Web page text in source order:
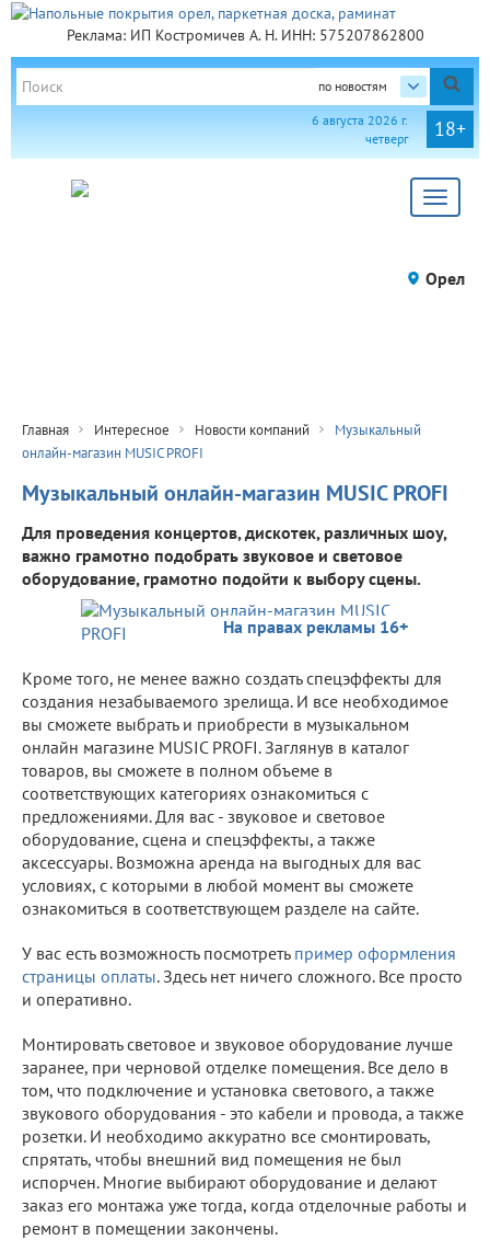
Реклама: ИП Костромичев А. Н. ИНН: 575207862800
по новостям
18+
6 августа 2026 г.
четверг
Toggle
Орел
Главная Интересное Новости компаний
Музыкальный
онлайн-магазин MUSIC PROFI
Музыкальный онлайн-магазин MUSIC PROFI
Для проведения концертов, дискотек, различных шоу,
важно грамотно подобрать звуковое и световое
оборудование, грамотно подойти к выбору сцены.
На правах рекламы 16+
Кроме того, не менее важно создать спецэффекты для
создания незабываемого зрелища. И все необходимое
вы сможете выбрать и приобрести в музыкальном
онлайн магазине MUSIC PROFI. Заглянув в каталог
товаров, вы сможете в полном объеме в
соответствующих категориях ознакомиться с
предложениями. Для вас - звуковое и световое
оборудование, сцена и спецэффекты, а также
аксессуары. Возможна аренда на выгодных для вас
условиях, с которыми в любой момент вы сможете
ознакомиться в соответствующем разделе на сайте.
У вас есть возможность посмотреть пример оформления
страницы оплаты. Здесь нет ничего сложного. Все просто
и оперативно.
Монтировать световое и звуковое оборудование лучше
заранее, при черновой отделке помещения. Все дело в
том, что подключение и установка светового, а также
звукового оборудования - это кабели и провода, а также
розетки. И необходимо аккуратно все смонтировать,
спрятать, чтобы внешний вид помещения не был
испорчен. Многие выбирают оборудование и делают
заказ его монтажа уже тогда, когда отделочные работы и
ремонт в помещении закончены.